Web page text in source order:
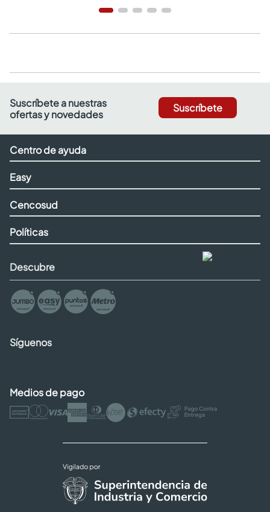
Suscríbete a nuestras
ofertas y novedades
Suscríbete
Centro de ayuda
Easy
Cencosud
Políticas
Descubre
Síguenos
Medios de pago